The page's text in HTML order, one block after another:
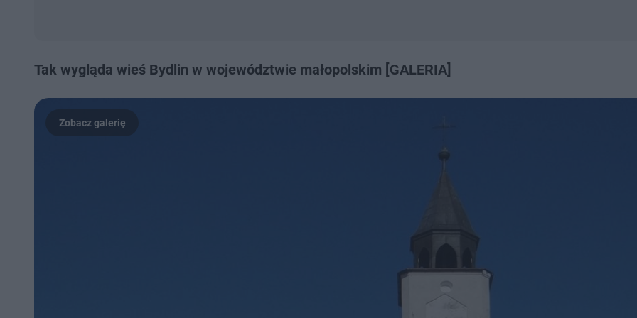
Tak wygląda wieś Bydlin w województwie małopolskim [GALERIA]